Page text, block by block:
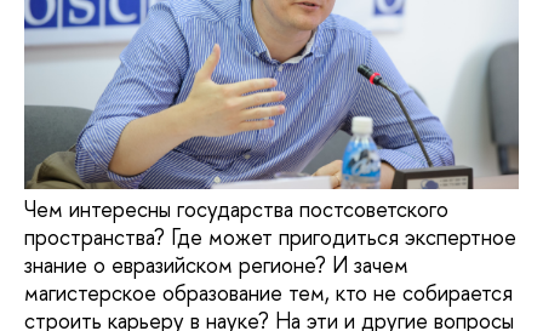
Чем интересны государства постсоветского
пространства? Где может пригодиться экспертное
знание о евразийском регионе? И зачем
магистерское образование тем, кто не собирается
строить карьеру в науке? На эти и другие вопросы